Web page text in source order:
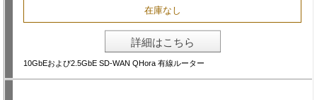
在庫なし
詳細はこちら
10GbEおよび2.5GbE SD-WAN QHora 有線ルーター